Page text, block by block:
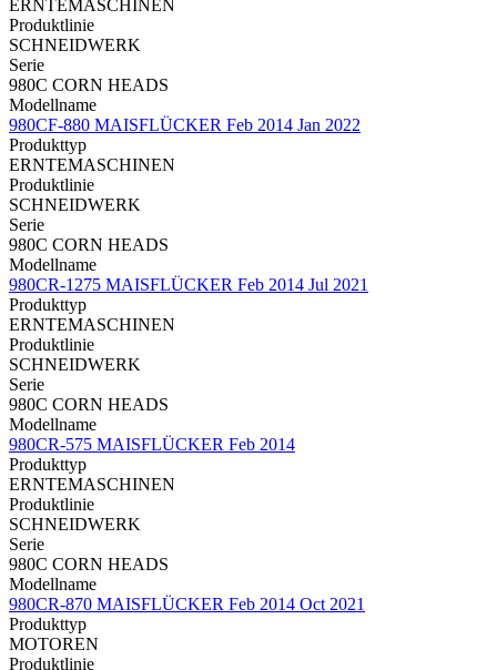
ERNTEMASCHINEN
Produktlinie
SCHNEIDWERK
Serie
980C CORN HEADS
Modellname
980CF-880 MAISFLÜCKER Feb 2014 Jan 2022
Produkttyp
ERNTEMASCHINEN
Produktlinie
SCHNEIDWERK
Serie
980C CORN HEADS
Modellname
980CR-1275 MAISFLÜCKER Feb 2014 Jul 2021
Produkttyp
ERNTEMASCHINEN
Produktlinie
SCHNEIDWERK
Serie
980C CORN HEADS
Modellname
980CR-575 MAISFLÜCKER Feb 2014
Produkttyp
ERNTEMASCHINEN
Produktlinie
SCHNEIDWERK
Serie
980C CORN HEADS
Modellname
980CR-870 MAISFLÜCKER Feb 2014 Oct 2021
Produkttyp
MOTOREN
Produktlinie